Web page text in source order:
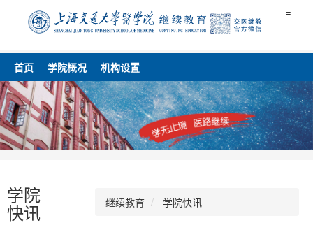
=
首页 学院概况 机构设置
学院
快讯 继续教育 学院快讯